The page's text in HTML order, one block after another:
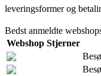
leveringsformer og
Bedst anmeldte
Webshop Stjerner